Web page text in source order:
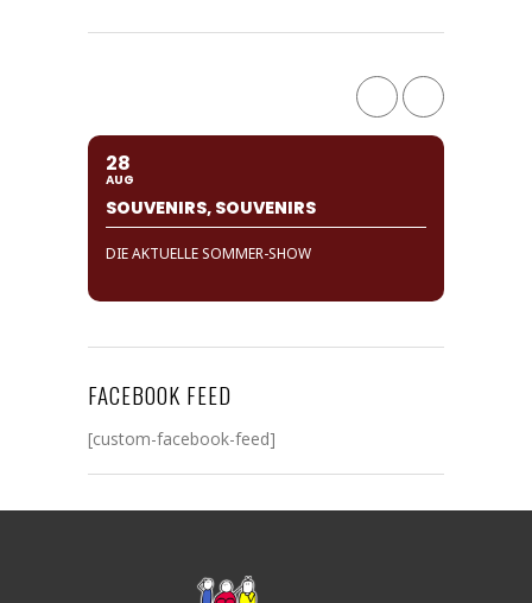
28
AUG
SOUVENIRS, SOUVENIRS
DIE AKTUELLE SOMMER-SHOW
FACEBOOK FEED
[custom-facebook-feed]